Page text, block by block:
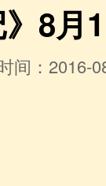
》8
间：2016-